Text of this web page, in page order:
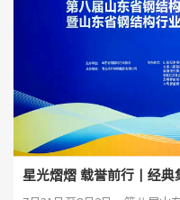
星光熠熠 载誉前行丨经典